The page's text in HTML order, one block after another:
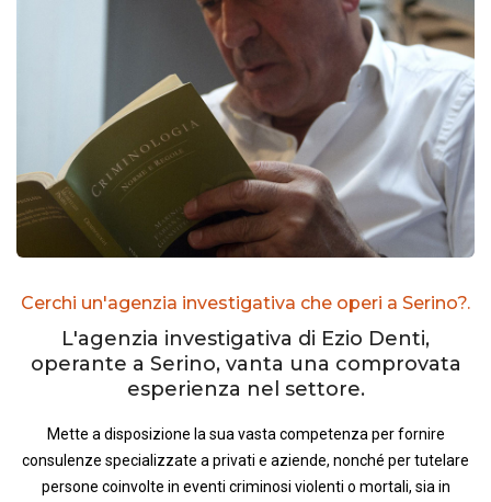
Cerchi un'agenzia investigativa che operi a Serino?.
L'agenzia investigativa di Ezio Denti,
operante a Serino, vanta una comprovata
esperienza nel settore.
Mette a disposizione la sua vasta competenza per fornire
consulenze specializzate a privati e aziende, nonché per tutelare
persone coinvolte in eventi criminosi violenti o mortali, sia in